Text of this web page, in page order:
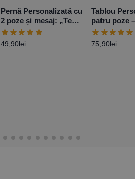
Pernă Personalizată cu
2 poze și mesaj: „Te
Iubesc”
49,90lei
Tablou
patru poze
Anniversary
75,90lei